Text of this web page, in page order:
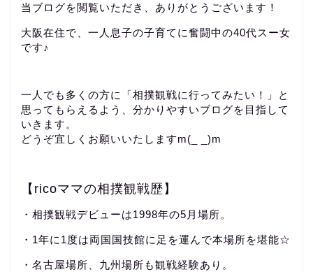
当ブログを閲覧いただき、ありがとうございます！
大阪在住で、一人息子の子育てに奮闘中の40代スー女
です♪
一人でも多くの方に「相撲観戦に行ってみたい！」と
思ってもらえるよう、分かりやすいブログを目指して
いきます。
どうぞ宜しくお願いいたしますm(_ _)m
【ricoママの相撲観戦歴】
・相撲観戦デビューは1998年の5月場所。
・1年に1度は両国国技館に足を運んで本場所を堪能☆
・名古屋場所、九州場所も観戦経験あり。